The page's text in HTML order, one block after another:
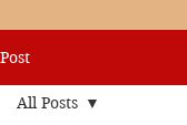
Post
All Posts